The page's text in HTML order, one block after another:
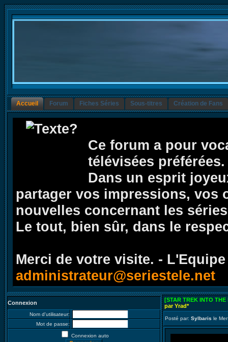
Accueil Forum Fiches Séries Sous-titres Création de Fans
Ce forum a pour
télévisées préférées.
Dans un esprit
partager vos impressions, vos
nouvelles concernant les
Le tout, bien sûr, dans le
Merci de votre visite. -
administrateur@seriestele.net
Connexion
Nom d'utilisateur:
Mot de passe:
Connexion auto
[STAR TREK INTO THE
par Yrad*
Posté par: Sylbaris le